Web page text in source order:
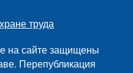
труда
на сайте защищены
Перепубликация